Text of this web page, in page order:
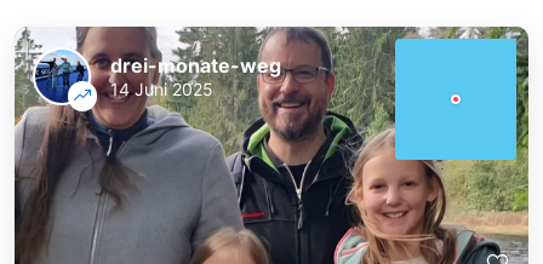
drei-monate-weg
14 Juni 2025